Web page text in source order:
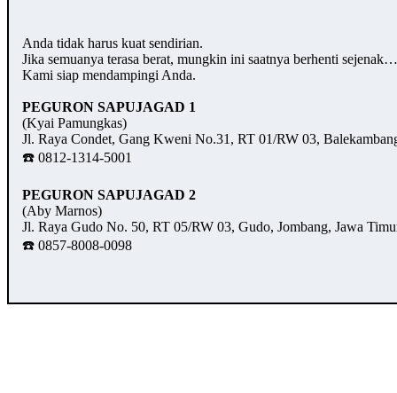
Anda tidak harus kuat sendirian.
Jika semuanya terasa berat, mungkin ini saatnya berhenti
Kami siap mendampingi Anda.
PEGURON SAPUJAGAD 1
(Kyai Pamungkas)
Jl. Raya Condet, Gang Kweni No.31, RT 01/RW 03,
☎️ 0812-1314-5001
PEGURON SAPUJAGAD 2
(Aby Marnos)
Jl. Raya Gudo No. 50, RT 05/RW 03, Gudo, Jombang, Jawa
☎️ 0857-8008-0098